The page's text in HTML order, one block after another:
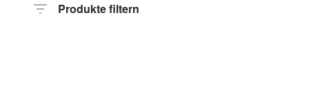
Produkte filtern